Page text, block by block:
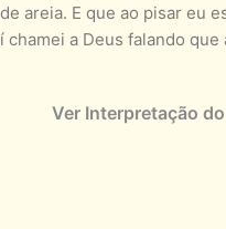
areia. E que ao pisar eu
a Deus falando que
Ver Interpretação